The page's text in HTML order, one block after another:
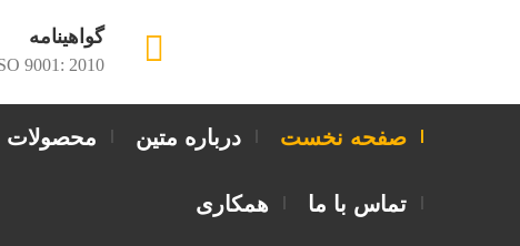
گواهینامه
9001: 2010
صفحه نخست درباره متین محصولات
تماس با ما همکاری